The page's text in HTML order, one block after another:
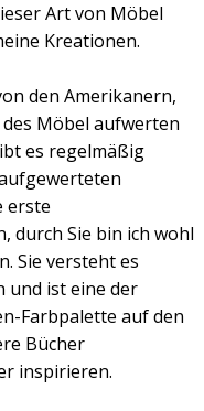
Art von Möbel
Kreationen.
den Amerikanern,
Möbel aufwerten
es regelmäßig
erste
durch Sie bin ich wohl
Sie versteht es
und ist eine der
Farbpalette auf den
Bücher
inspirieren.